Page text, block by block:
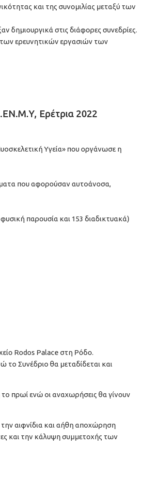
και της συνομιλίας μεταξύ των
δημιουργικά στις διάφορες συνεδρίες.
των ερευνητικών εργασιών των
Ερέτρια 2022
Υγεία» που οργάνωσε η
που αφορούσαν αυτοάνοσα,
παρουσία και 153 διαδικτυακά)
Rodos Palace στη Ρόδο.
το Συνέδριο θα μεταδίδεται και
πρωί ενώ οι αναχωρήσεις θα γίνουν
αιφνίδια και αήθη αποχώρηση
και την κάλυψη συμμετοχής των